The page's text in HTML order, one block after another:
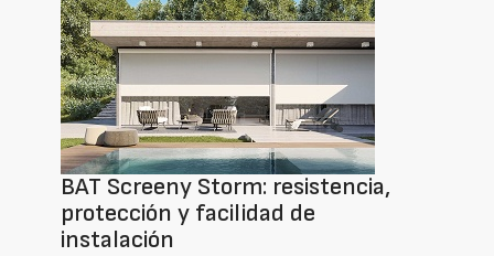
BAT Screeny Storm: resistencia,
protección y facilidad de
instalación